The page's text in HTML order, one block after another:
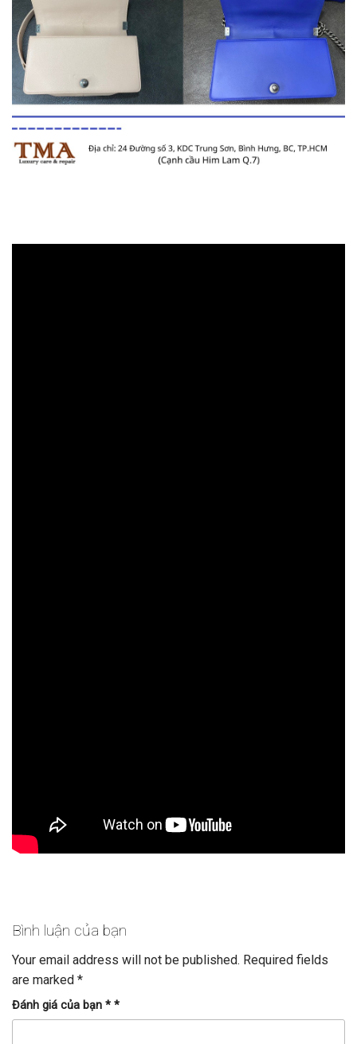
Bình luận của bạn
Your email address will not be published. Required fields
are marked *
Đánh giá của bạn * *